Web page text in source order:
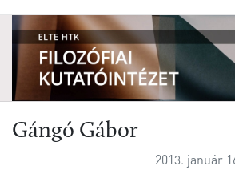
Gángó Gábor
2013. január